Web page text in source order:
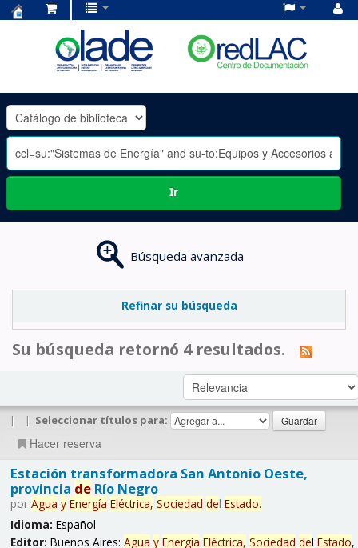
OLADE
-
Ir
Búsqueda avanzada
Refinar su búsqueda
Su búsqueda retornó 4 resultados.
| | Seleccionar títulos para:
Hacer reserva
Estación transformadora San Antonio Oeste,
provincia deRío Negro
por Agua y Energía Eléctrica, Sociedad del Estado.
Idioma: Español
Editor: Buenos Aires: Agua y Energía Eléctrica, Sociedad del Estado,